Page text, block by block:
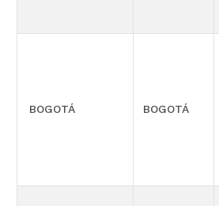
BOGOTÁ BOGOTÁ